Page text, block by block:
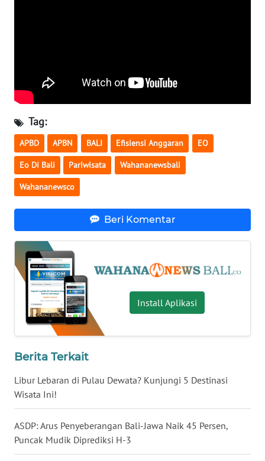
Tag:
APBD APBN BALI Efisiensi Anggaran EO
Eo Di Bali Pariwisata Wahananewsbali
Wahananewsco
Beri Komentar
Install Aplikasi
Berita Terkait
Libur Lebaran di Pulau Dewata? Kunjungi 5 Destinasi
Wisata Ini!
ASDP: Arus Penyeberangan Bali-Jawa Naik 45 Persen,
Puncak Mudik Diprediksi H-3
BENGKULU
WN
LAMPUNG
WN
JATENG
WN
JOGJA
WN
JATIM
WN
WN
KALBAR
WN
KALTENG